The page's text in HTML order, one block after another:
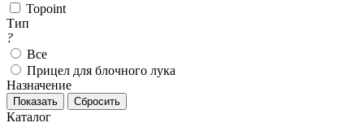
Topoint
Тип
?
Все
Прицел для блочного лука
Назначение
Каталог